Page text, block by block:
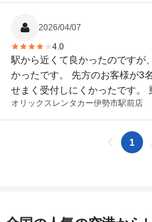
2026/04/07
4.0
駅から近くて良かったのですが
かったです。 先方のお客様が3
せまく受付しにくかったです。
たレンタカーやさんより丁寧で
したので、各社出かけている時
途中の分岐など案内されないこ
ました。 精度があがるといい
オリックスレンタカー伊勢市駅前店
1